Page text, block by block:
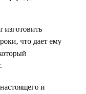
изготовить
что дает ему
и